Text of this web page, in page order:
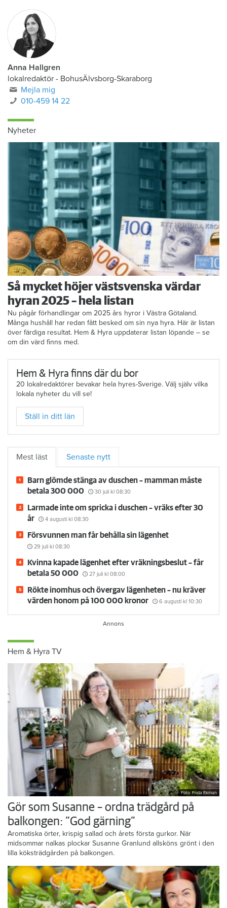
Anna Hallgren
lokalredaktör - BohusÄlvsborg-Skaraborg
Mejla mig
010-459 14 22
Nyheter
Så mycket höjer västsvenska värdar
hyran 2025 – hela listan
Nu pågår förhandlingar om 2025 års hyror i Västra Götaland.
Många hushåll har redan fått besked om sin nya hyra. Här är listan
över färdiga resultat. Hem & Hyra uppdaterar listan löpande – se
om din värd finns med.
Hem & Hyra finns där du bor
20 lokalredaktörer bevakar hela hyres-Sverige. Välj själv vilka
lokala nyheter du vill se!
Ställ in ditt län
Mest läst Senaste nytt
Barn glömde stänga av duschen – mamman måste
betala 300 000
30 juli kl 08:30
Larmade inte om spricka i duschen – vräks efter 30
år
4 augusti kl 08:30
Försvunnen man får behålla sin lägenhet
29 juli kl 08:30
Kvinna kapade lägenhet efter vräkningsbeslut – får
betala 50 000
27 juli kl 08:00
Rökte inomhus och övergav lägenheten – nu kräver
värden honom på 100 000 kronor
6 augusti kl 10:30
Hem & Hyra TV
Foto: Frida Ekman
Gör som Susanne – ordna trädgård på
balkongen: ”God gärning”
Aromatiska örter, krispig sallad och årets första gurkor. När
midsommar nalkas plockar Susanne Granlund allsköns grönt i den
lilla köksträdgården på balkongen.